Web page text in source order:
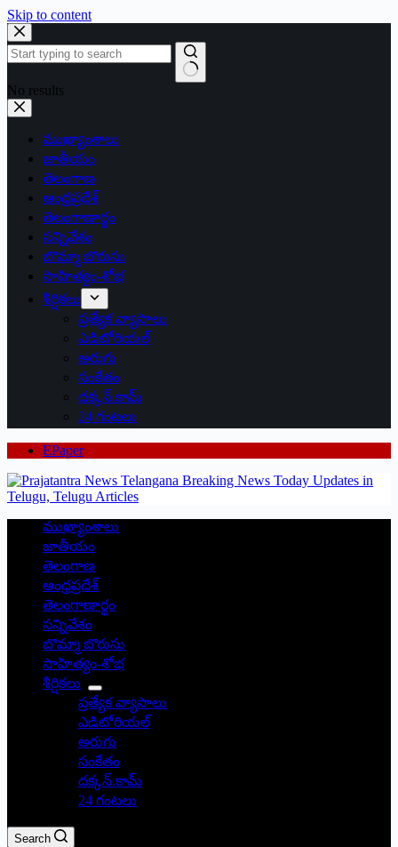
Skip to content
No results
ముఖ్యాంశాలు
జాతీయం
తెలంగాణ
ఆంధ్రప్రదేశ్
తెలంగాణార్థం
సన్నివేశం
బొమ్మా బొరుసు
సాహిత్యం-శోభ
శీర్షికలు
ప్రత్యేక వ్యాసాలు
ఎడిటోరియల్
అరుగు
సంకేతం
దక్కన్.కామ్
24 గంటలు
EPaper
ముఖ్యాంశాలు
జాతీయం
తెలంగాణ
ఆంధ్రప్రదేశ్
తెలంగాణార్థం
సన్నివేశం
బొమ్మా బొరుసు
సాహిత్యం-శోభ
శీర్షికలు
ప్రత్యేక వ్యాసాలు
ఎడిటోరియల్
అరుగు
సంకేతం
దక్కన్.కామ్
24 గంటలు
Search